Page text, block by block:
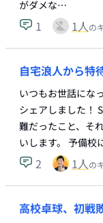
がダメな…
1 1人の
自宅浪人から特
いつもお世話にな
シェアしました！
難だったこと、そ
いします。 予備
2 1人の
高校卓球、初戦